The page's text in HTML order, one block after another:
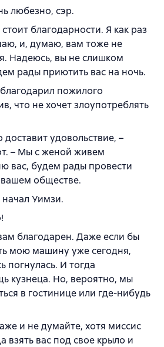
любезно, сэр.
благодарности. Я как раз
и, думаю, вам тоже не
Надеюсь, вы не слишком
рады приютить вас на ночь.
пожилого
что не хочет злоупотреблять
удовольствие, –
– Мы с женой живем
вас, будем рады провести
обществе.
начал Уимзи.
благодарен. Даже если бы
мою машину уже сегодня,
погнулась. И тогда
кузнеца. Но, вероятно, мы
в гостинице или где-нибудь
и не думайте, хотя миссис
взять вас под свое крыло и